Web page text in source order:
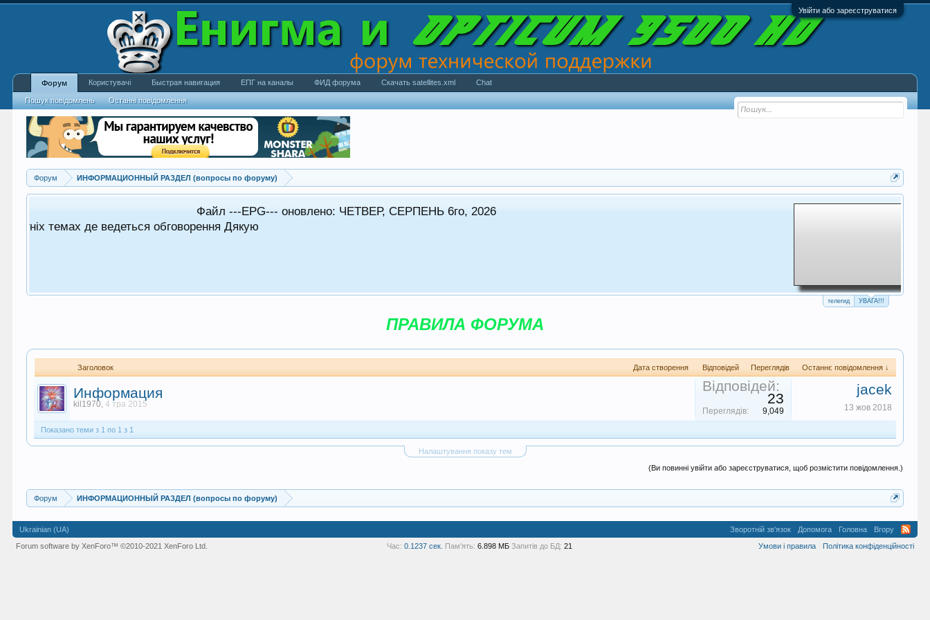
Увійти або зареєструватися
Форум ИНФОРМАЦИОННЫЙ РАЗДЕЛ (вопросы по форуму)
ЕПГ формується в стандартному режимі.
телегид УВАГА!!!
ПРАВИЛА ФОРУМА
Заголовок Дата створення Відповідей Переглядів Останнє повідомлення ↓
Информация
kil1970,4 тра 2015
Відповідей:
23
Переглядів: 9,049
jacek
13 жов 2018
Показано теми з 1 по 1 з 1
Налаштування показу тем
(Ви повинні увійти або зареєструватися, щоб розмістити повідомлення.)
Форум ИНФОРМАЦИОННЫЙ РАЗДЕЛ (вопросы по форуму)
Форум
Пошук повідомлень Останні повідомлення
Користувачі Быстрая навигация ЕПГ на каналы ФИД форума Скачать satellites.xml Chat
Ukrainian (UA) Зворотній зв'язок Допомога Головна
Вгору
Умови і правила
Політика конфіденційності
Forum software by XenForo™ ©2010-2021 XenForo Ltd. Час: 0.1237 сек. Пам'ять: 6.898 МБ Запитів до БД: 21